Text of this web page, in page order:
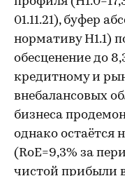
01.11.21), буфер
нормативу Н1.1)
обесценение до
кредитному и
внебалансовых
бизнеса
однако остаётся
(RoE=9,3% за
чистой прибыли